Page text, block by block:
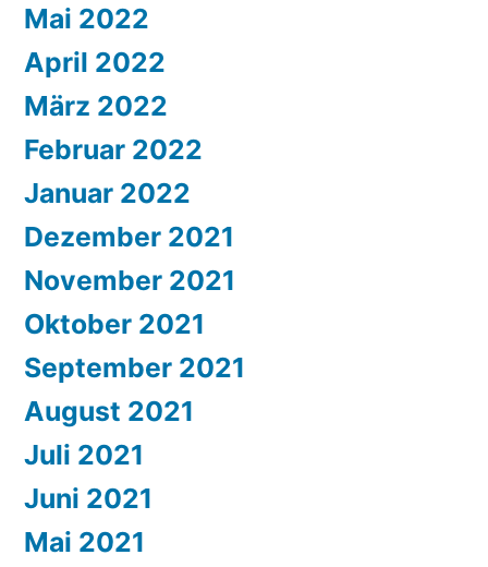
Mai 2022
April 2022
März 2022
Februar 2022
Januar 2022
Dezember 2021
November 2021
Oktober 2021
September 2021
August 2021
Juli 2021
Juni 2021
Mai 2021